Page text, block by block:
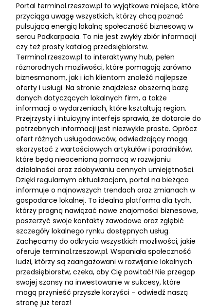
Portal terminal.rzeszow.pl to wyjątkowe miejsce, które
przyciąga uwagę wszystkich, którzy chcą poznać
pulsującą energią lokalną społeczność biznesową w
sercu Podkarpacia. To nie jest zwykły zbiór informacji
czy też prosty katalog przedsiębiorstw.
Terminal.rzeszow.pl to interaktywny hub, pełen
różnorodnych możliwości, które pomagają zarówno
biznesmanom, jak i ich klientom znaleźć najlepsze
oferty i usługi. Na stronie znajdziesz obszerną bazę
danych dotyczących lokalnych firm, a także
informacji o wydarzeniach, które kształtują region.
Przejrzysty i intuicyjny interfejs sprawia, że dotarcie do
potrzebnych informacji jest niezwykle proste. Oprócz
ofert różnych usługodawców, odwiedzający mogą
skorzystać z wartościowych artykułów i poradników,
które będą nieocenioną pomocą w rozwijaniu
działalności oraz zdobywaniu cennych umiejętności.
Dzięki regularnym aktualizacjom, portal na bieżąco
informuje o najnowszych trendach oraz zmianach w
gospodarce lokalnej. To idealna platforma dla tych,
którzy pragną nawiązać nowe znajomości biznesowe,
poszerzyć swoje kontakty zawodowe oraz zgłębić
szczegóły lokalnego rynku dostępnych usług.
Zachęcamy do odkrycia wszystkich możliwości, jakie
oferuje terminal.rzeszow.pl. Wspaniała społeczność
ludzi, którzy są zaangażowani w rozwijanie lokalnych
przedsiębiorstw, czeka, aby Cię powitać! Nie przegap
swojej szansy na inwestowanie w sukcesy, które
mogą przynieść przyszłe korzyści – odwiedź naszą
stronę już teraz!